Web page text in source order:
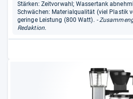
Stärken: Zeitvorwahl; Wassertank
Schwächen: Materialqualität (viel Plastik
geringe Leistung (800 Watt). -
Redaktion.